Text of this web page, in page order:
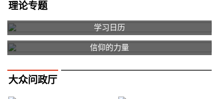
理论专题
学习日历
信仰的力量
大众问政厅